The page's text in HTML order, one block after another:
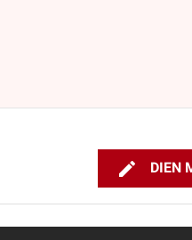
 DIEN